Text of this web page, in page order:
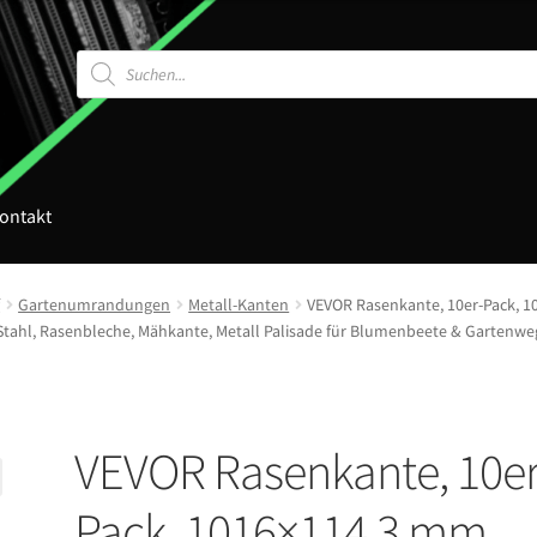
Products
search
Gartenumrandungen Metall-Kanten
VEVOR Rasenkante, 10er-Pack,
Rasenbleche, Mähkante, Metall Palisade für Blumenbeete &
VEVOR Rasenkante,